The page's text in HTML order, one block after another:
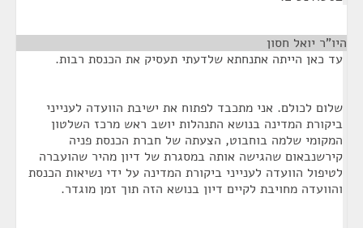
היו"ר יואל חסון
עד כאן הייתה אתנחתא שלדעתי תעסיק את הכנסת רבות.
שלום לכולם. אני מתכבד לפתוח את ישיבת הוועדה לענייני
ביקורת המדינה בנושא התנהלות יושב ראש מרכז השלטון
המקומי שלמה בוחבוט, הצעתה של חברת הכנסת פניה
קירשנבאום שהגישה אותה במסגרת של דיון מהיר שהועברה
לטיפול הוועדה לענייני ביקורת המדינה על ידי נשיאות הכנסת
והוועדה מחויבת לקיים דיון בנושא הזה תוך זמן מוגדר.